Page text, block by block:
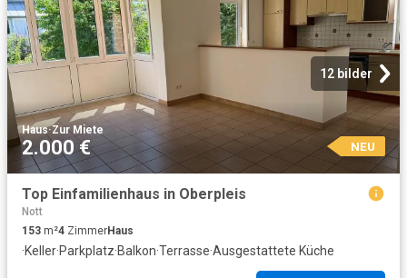
12 bilder
Haus·Zur Miete
2.000 € NEU
Top Einfamilienhaus in Oberpleis
Nott
153 m²4 ZimmerHaus
·Keller·Parkplatz·Balkon·Terrasse·Ausgestattete Küche